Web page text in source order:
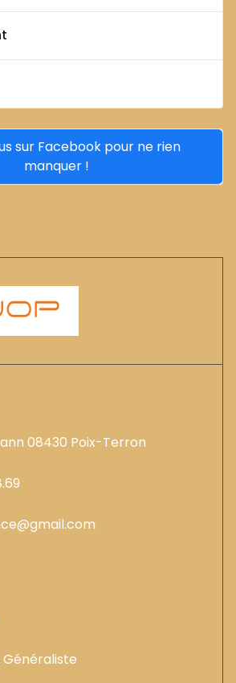
sur Facebook pour ne rien
manquer !
08430 Poix-Terron